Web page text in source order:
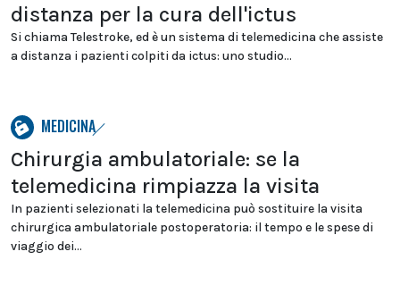
distanza per la cura dell'ictus
Si chiama Telestroke, ed è un sistema di telemedicina che assiste
a distanza i pazienti colpiti da ictus: uno studio...
MEDICINA
Chirurgia ambulatoriale: se la
telemedicina rimpiazza la visita
In pazienti selezionati la telemedicina può sostituire la visita
chirurgica ambulatoriale postoperatoria: il tempo e le spese di
viaggio dei...